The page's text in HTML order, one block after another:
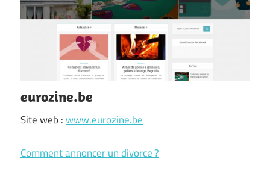
eurozine.be
Site web :www.eurozine.be
Comment annoncer un divorce ?